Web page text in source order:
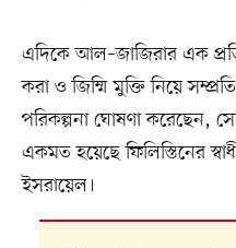
এদিকে আল–জাজিরার এক
করা ও জিম্মি মুক্তি নিয়ে
পরিকল্পনা ঘোষণা করেছেন,
একমত হয়েছে ফিলিস্তিনের
ইসরায়েল।